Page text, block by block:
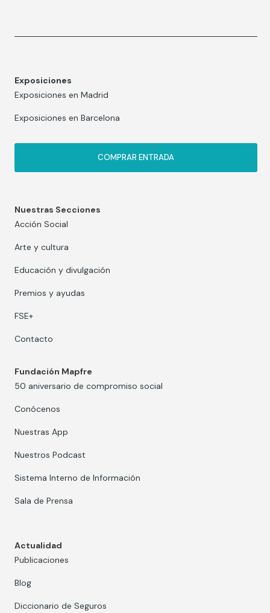
Exposiciones
Exposiciones en Madrid
Exposiciones en Barcelona
COMPRAR ENTRADA
Nuestras Secciones
Acción Social
Arte y cultura
Educación y divulgación
Premios y ayudas
FSE+
Contacto
Fundación Mapfre
50 aniversario de compromiso social
Conócenos
Nuestras App
Nuestros Podcast
Sistema Interno de Información
Sala de Prensa
Actualidad
Publicaciones
Blog
Diccionario de Seguros